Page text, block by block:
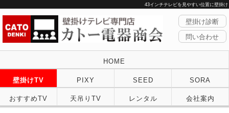
43インチテレビを見やすい位置に壁掛け
壁掛け診断
問い合わせ
HOME
壁掛けTV PIXY SEED SORA
おすすめTV 天吊りTV レンタル 会社案内